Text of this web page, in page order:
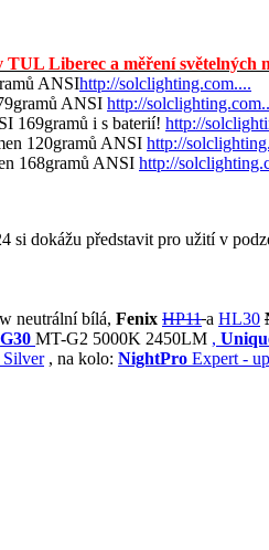
Liberec a měření
ANSIhttp://solclighting.com....
ANSI http://
169gramů i s baterií! http://
120gramů ANSI http://
168gramů ANSI http://
si dokážu představit pro užití v
neutrální bílá, Fenix HP11 a HL30
G30 MT-G2 5000K 2450LM ,
, na kolo: NightPro Expert -